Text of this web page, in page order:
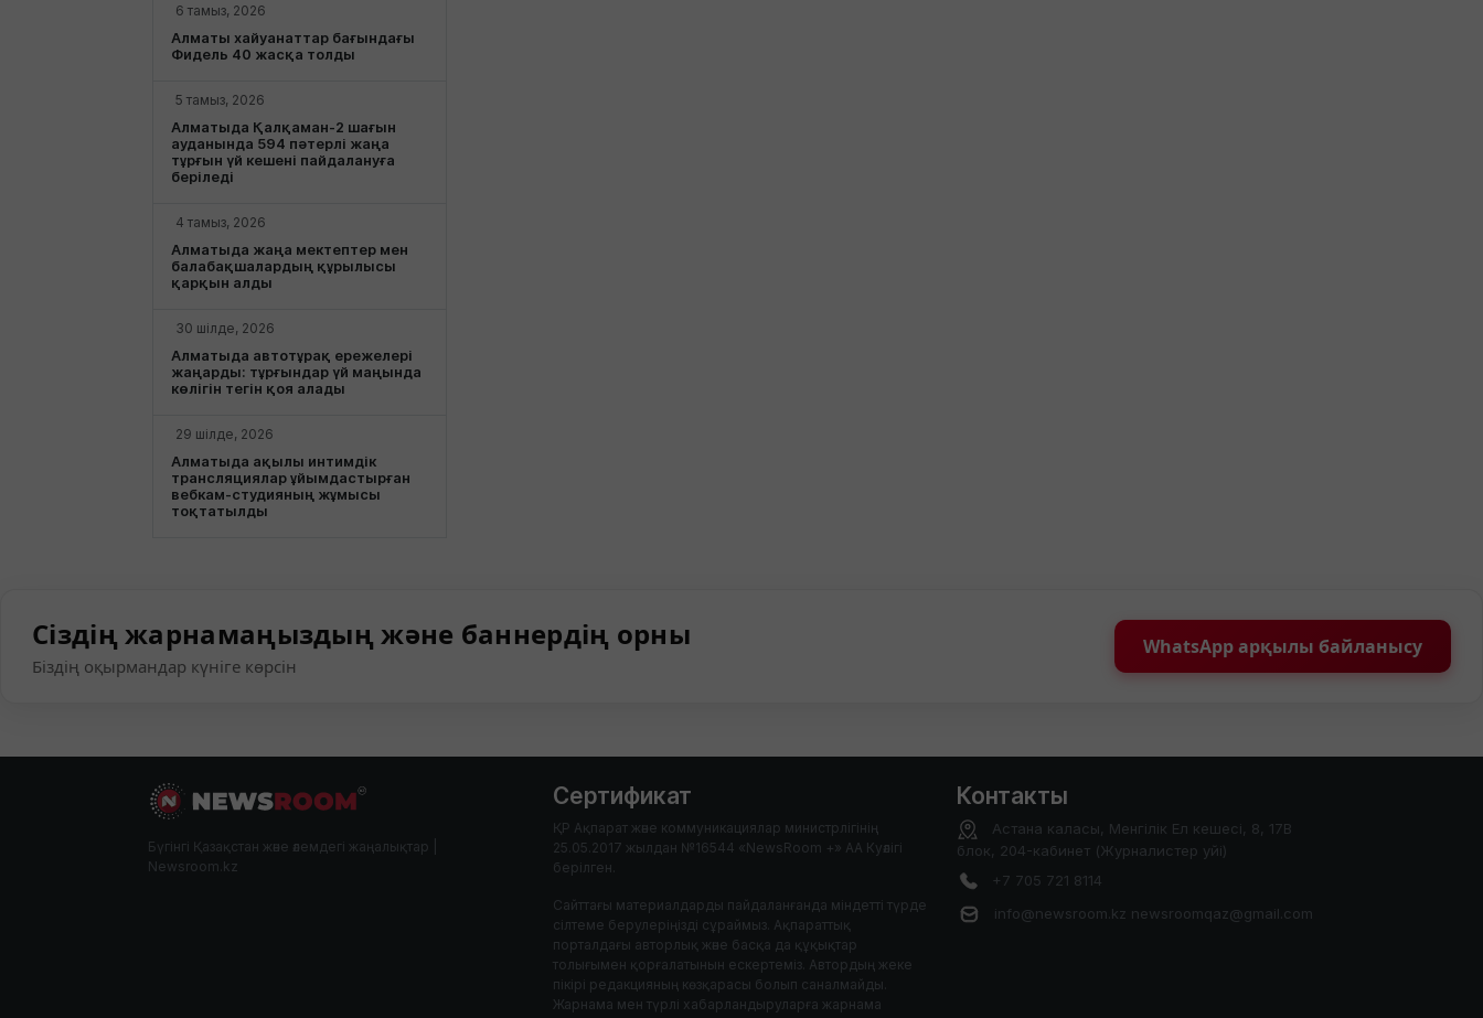
6 тамыз, 2026
Алматы хайуанаттар бағындағы
Фидель 40 жасқа толды
5 тамыз, 2026
Алматыда Қалқаман-2 шағын
ауданында 594 пәтерлі жаңа
тұрғын үй кешені пайдалануға
беріледі
4 тамыз, 2026
Алматыда жаңа мектептер мен
балабақшалардың құрылысы
қарқын алды
30 шілде, 2026
Алматыда автотұрақ ережелері
жаңарды: тұрғындар үй маңында
көлігін тегін қоя алады
29 шілде, 2026
Алматыда ақылы интимдік
трансляциялар ұйымдастырған
вебкам-студияның жұмысы
тоқтатылды
Сіздің жарнамаңыздың және баннердің орны
Біздің оқырмандар күніге көрсін
WhatsApp арқылы байланысу
Бүгінгі Қазақстан және әлемдегі жаңалықтар |
Newsroom.kz
Сертификат
ҚР Ақпарат және коммуникациялар министрлігінің
25.05.2017 жылдан №16544 «NewsRoom +» АА Куәлігі
берілген.
Сайттағы материалдарды пайдаланғанда міндетті түрде
сілтеме берулеріңізді сұраймыз. Ақпараттық
порталдағы авторлық және басқа да құқықтар
толығымен қорғалатынын ескертеміз. Автордың жеке
пікірі редакцияның көзқарасы болып саналмайды.
Жарнама мен түрлі хабарландыруларға жарнама
Контакты
Астана каласы, Менгілік Ел кешесі, 8, 17В
блок, 204-кабинет (Журналистер уйі)
+7 705 721 8114
info@newsroom.kz newsroomqaz@gmail.com